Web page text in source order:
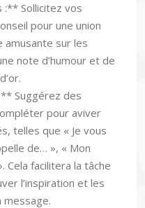
Sollicitez vos
pour une union
amusante sur les
note d’humour et de
Suggérez des
pour aviver
telles que « Je vous
de… », « Mon
Cela facilitera la tâche
l’inspiration et les
message.